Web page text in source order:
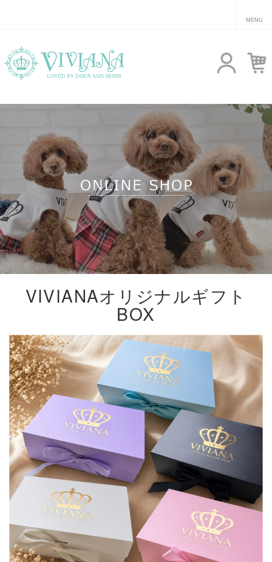
VIVIANAオリジナルギフト
BOX